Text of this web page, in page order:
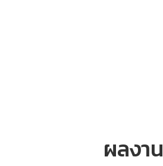
ผลงาน